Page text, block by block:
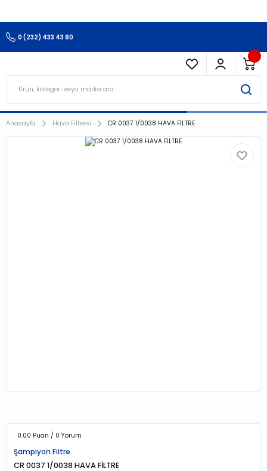
0 (232) 433 43 80
Anasayfa Hava Filtresi CR 0037 1/0038 HAVA FİLTRE
0.00 Puan / 0 Yorum
Şampiyon Filtre
CR 0037 1/0038 HAVA FİLTRE